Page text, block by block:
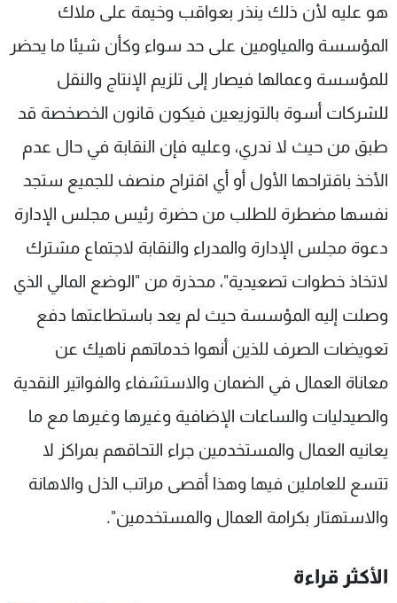
هو عليه لأن ذلك ينذر بعواقب وخيمة على ملاك
المؤسسة والمياومين على حد سواء وكأن شيئا ما يحضر
للمؤسسة وعمالها فيصار إلى تلزيم الإنتاج والنقل
للشركات أسوة بالتوزيعين فيكون قانون الخصخصة قد
طبق من حيث لا ندري، وعليه فإن النقابة في حال عدم
الأخذ باقتراحها الأول أو أي اقتراح منصف للجميع ستجد
نفسها مضطرة للطلب من حضرة رئيس مجلس الإدارة
دعوة مجلس الإدارة والمدراء والنقابة لاجتماع مشترك
لاتخاذ خطوات تصعيدية"، محذرة من "الوضع المالي الذي
وصلت إليه المؤسسة حيث لم يعد باستطاعتها دفع
تعويضات الصرف للذين أنهوا خدماتهم ناهيك عن
معاناة العمال في الضمان والاستشفاء والفواتير النقدية
والصيدليات والساعات الإضافية وغيرها وغيرها مع ما
يعانيه العمال والمستخدمين جراء التحاقهم بمراكز لا
تتسع للعاملين فيها وهذا أقصى مراتب الذل والاهانة
والاستهتار بكرامة العمال والمستخدمين".
الأكثر قراءة